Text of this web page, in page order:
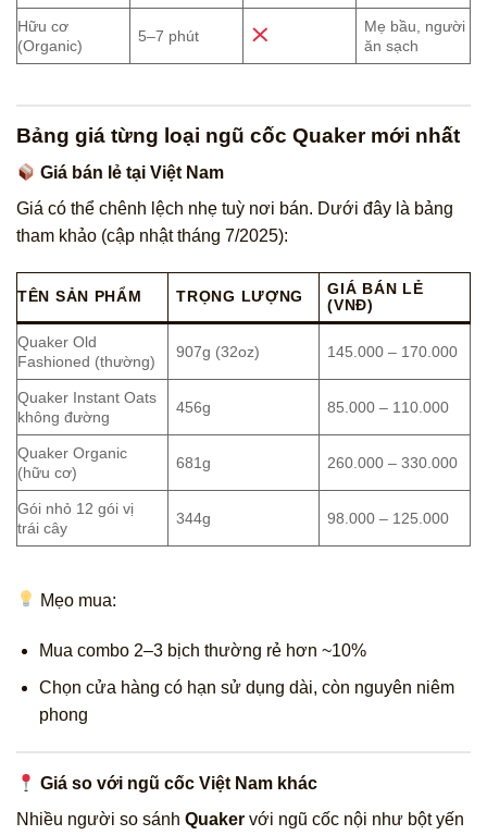
Hữu cơ
(Organic)
5–7 phút
Mẹ bầu, người
ăn sạch
Bảng giá từng loại ngũ cốc Quaker mới nhất
Giá bán lẻ tại Việt Nam
Giá có thể chênh lệch nhẹ tuỳ nơi bán. Dưới đây là bảng
tham khảo (cập nhật tháng 7/2025):
TÊN SẢN PHẨM TRỌNG LƯỢNG
GIÁ BÁN LẺ
(VNĐ)
Quaker Old
Fashioned (thường)
907g (32oz) 145.000 – 170.000
Quaker Instant Oats
không đường
456g 85.000 – 110.000
Quaker Organic
(hữu cơ)
681g 260.000 – 330.000
Gói nhỏ 12 gói vị
trái cây
344g 98.000 – 125.000
Mẹo mua:
Mua combo 2–3 bịch thường rẻ hơn ~10%
Chọn cửa hàng có hạn sử dụng dài, còn nguyên niêm
phong
Giá so với ngũ cốc Việt Nam khác
Nhiều người so sánh Quaker với ngũ cốc nội như bột yến